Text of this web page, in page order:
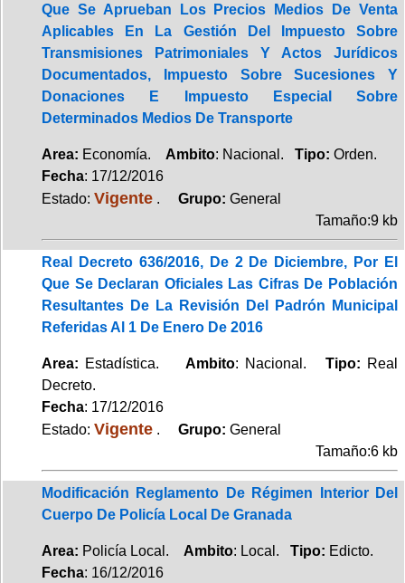
Que Se Aprueban Los Precios Medios De Venta
Aplicables En La Gestión Del Impuesto Sobre
Transmisiones Patrimoniales Y Actos Jurídicos
Documentados, Impuesto Sobre Sucesiones Y
Donaciones E Impuesto Especial Sobre
Determinados Medios De Transporte
Area: Economía. Ambito: Nacional. Tipo: Orden.
Fecha: 17/12/2016
Estado: Vigente . Grupo: General
Tamaño:9 kb
Real Decreto 636/2016, De 2 De Diciembre, Por El
Que Se Declaran Oficiales Las Cifras De Población
Resultantes De La Revisión Del Padrón Municipal
Referidas Al 1 De Enero De 2016
Area: Estadística. Ambito: Nacional. Tipo: Real
Decreto.
Fecha: 17/12/2016
Estado: Vigente . Grupo: General
Tamaño:6 kb
Modificación Reglamento De Régimen Interior Del
Cuerpo De Policía Local De Granada
Area: Policía Local. Ambito: Local. Tipo: Edicto.
Fecha: 16/12/2016